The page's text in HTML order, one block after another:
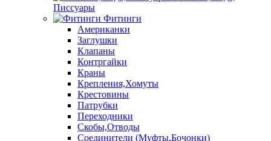
Писсуары
Фитинги
Американки
Заглушки
Клапаны
Контргайки
Краны
Крепления,Хомуты
Крестовины
Патрубки
Переходники
Скобы,Отводы
Соединители (Муфты,Бочонки)